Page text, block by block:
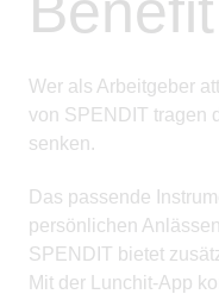
Wer als Arbeitgeber
von SPENDIT tragen
senken.
Das passende
persönlichen
SPENDIT bietet
Mit der Lunchit-App